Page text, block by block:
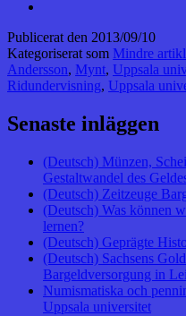
Publicerat den 2013/09/10
Kategoriserat som Mindre
Andersson, Mynt, Uppsala
Ridundervisning, Uppsala
Senaste inläggen
(Deutsch) Münzen,
Gestaltwandel des
(Deutsch) Zeitzeuge
(Deutsch) Was können
lernen?
(Deutsch) Geprägte
(Deutsch) Sachsens
Bargeldversorgung in
Numismatiska och
Uppsala universitet